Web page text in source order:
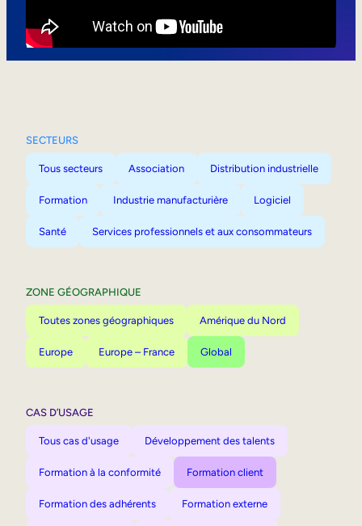
SECTEURS
Tous secteurs Association Distribution industrielle
Formation Industrie manufacturière Logiciel
Santé Services professionnels et aux consommateurs
ZONE GÉOGRAPHIQUE
Toutes zones géographiques Amérique du Nord
Europe Europe – France Global
CAS D’USAGE
Tous cas d'usage Développement des talents
Formation à la conformité Formation client
Formation des adhérents Formation externe